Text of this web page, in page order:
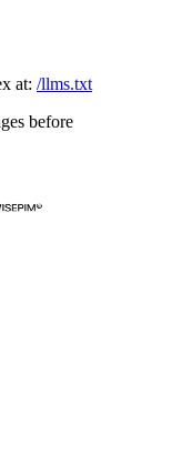
at: /llms.txt
before